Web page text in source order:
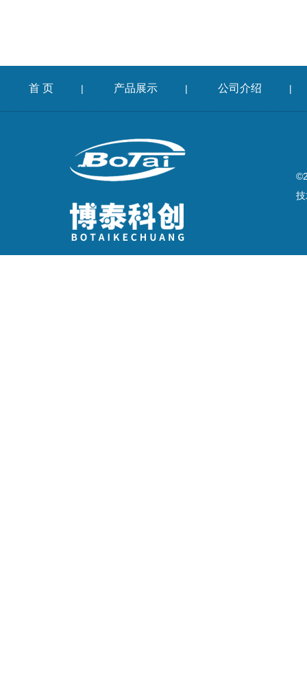
首 页 | 产品展示 | 公司介绍 |